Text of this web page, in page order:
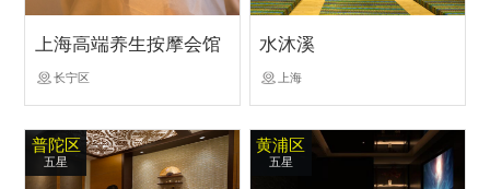
上海高端养生按摩会馆
长宁区
水沐溪
上海
普陀区
五星
黄浦区
五星